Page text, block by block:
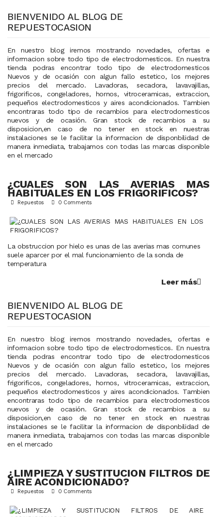
BIENVENIDO AL BLOG DE
REPUESTOCASION
En nuestro blog iremos mostrando novedades, ofertas e
informacion sobre todo tipo de electrodomesticos. En nuestra
tienda podras encontrar todo tipo de electrodomesticos
Nuevos y de ocasión con algun fallo estetico, los mejores
precios del mercado. Lavadoras, secadora, lavavajillas,
frigorificos, congeladores, hornos, vitroceramicas, extraccion,
pequeños electrodomesticos y aires acondicionados. Tambien
encontraras todo tipo de recambios para electrodomesticos
nuevos y de ocasión. Gran stock de recambios a su
disposicion,en caso de no tener en stock en nuestras
instalaciones se le facilitar la informacion de disponbilidad de
manera inmediata, trabajamos con todas las marcas disponible
en el mercado
¿CUALES SON LAS AVERIAS MAS
HABITUALES EN LOS FRIGORIFICOS?
Repuestos 0 Comments
La obstruccion por hielo es unas de las averias mas comunes
suele aparcer por el mal funcionamiento de la sonda de
temperatura
Leer más
BIENVENIDO AL BLOG DE
REPUESTOCASION
En nuestro blog iremos mostrando novedades, ofertas e
informacion sobre todo tipo de electrodomesticos. En nuestra
tienda podras encontrar todo tipo de electrodomesticos
Nuevos y de ocasión con algun fallo estetico, los mejores
precios del mercado. Lavadoras, secadora, lavavajillas,
frigorificos, congeladores, hornos, vitroceramicas, extraccion,
pequeños electrodomesticos y aires acondicionados. Tambien
encontraras todo tipo de recambios para electrodomesticos
nuevos y de ocasión. Gran stock de recambios a su
disposicion,en caso de no tener en stock en nuestras
instalaciones se le facilitar la informacion de disponbilidad de
manera inmediata, trabajamos con todas las marcas disponible
en el mercado
¿LIMPIEZA Y SUSTITUCION FILTROS DE
AIRE ACONDICIONADO?
Repuestos 0 Comments